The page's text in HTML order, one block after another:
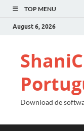
TOP MENU
August 6, 2026
Download de